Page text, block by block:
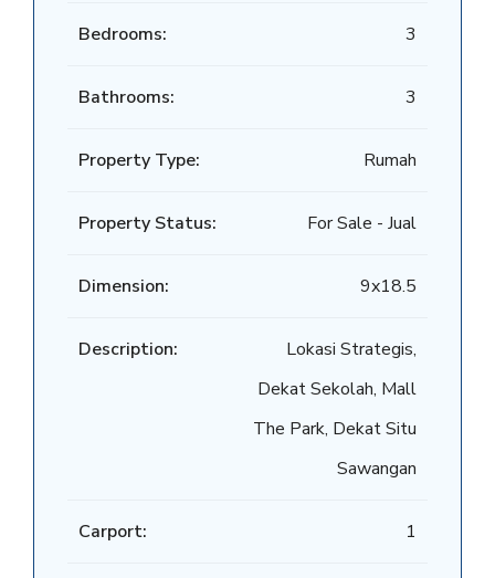
Bedrooms: 3
Bathrooms: 3
Property Type: Rumah
Property Status: For Sale - Jual
Dimension: 9x18.5
Description:
Lokasi Strategis,
Dekat Sekolah, Mall
The Park, Dekat Situ
Sawangan
Carport: 1